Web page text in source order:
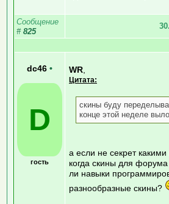
Сообщение
# 825
dc46 •
D
гость
WR
Цитата:
скины буду
конце этой неделе
а если не секрет
когда скины для
ли навыки
разнообразные скины?